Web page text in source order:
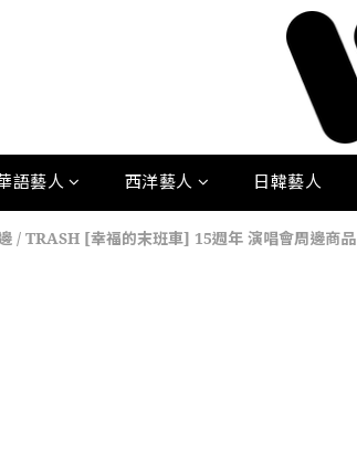
語藝人 西洋藝人 日韓藝人
/ TRASH [幸福的末班車] 15週年 演唱會周邊商品